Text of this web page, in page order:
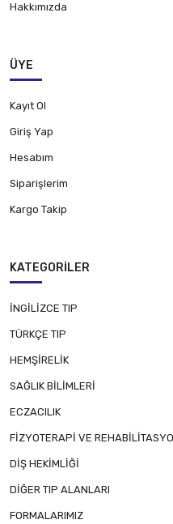
Hakkımızda
ÜYE
Kayıt Ol
Giriş Yap
Hesabım
Siparişlerim
Kargo Takip
KATEGORILER
İNGİLİZCE TIP
TÜRKÇE TIP
HEMŞİRELİK
SAĞLIK BİLİMLERİ
ECZACILIK
FİZYOTERAPİ VE
DİŞ HEKİMLİĞİ
DİĞER TIP ALANLARI
FORMALARIMIZ